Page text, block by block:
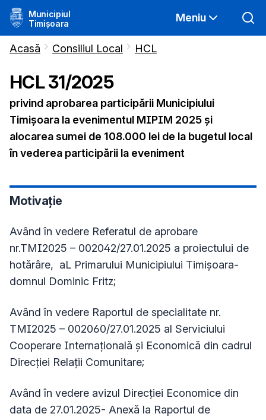
Municipiul
Timișoara
Meniu
Acasă Consiliul Local HCL
HCL31/2025
privind aprobarea participării Municipiului
Timișoara la evenimentul MIPIM 2025 și
alocarea sumei de 108.000 lei de la bugetul local
în vederea participării la eveniment
Motivație
Având în vedere Referatul de aprobare
nr.TMI2025 – 002042/27.01.2025 a proiectului de
hotărâre, aL Primarului Municipiului Timişoara-
domnul Dominic Fritz;
Având în vedere Raportul de specialitate nr.
TMI2025 – 002060/27.01.2025 al Serviciului
Cooperare Internațională și Economică din cadrul
Direcţiei Relații Comunitare;
Având în vedere avizul Direcţiei Economice din
data de 27.01.2025- Anexă la Raportul de